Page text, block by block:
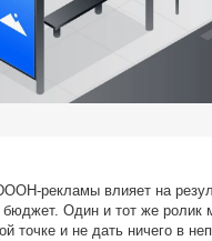
размещения
Digital стратегии
веб-аналитика
Landing Pages
реклама
рекламы влияет на
Один и тот же ролик
точке и не дать ничего в